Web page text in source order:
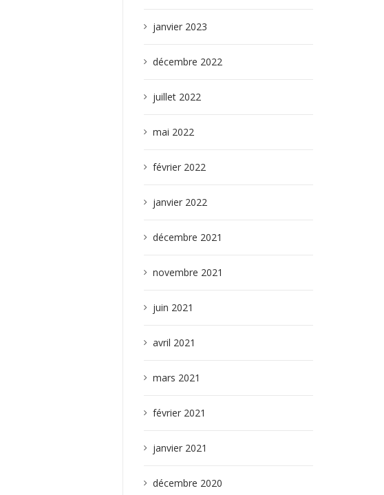
janvier 2023
décembre 2022
juillet 2022
mai 2022
février 2022
janvier 2022
décembre 2021
novembre 2021
juin 2021
avril 2021
mars 2021
février 2021
janvier 2021
décembre 2020